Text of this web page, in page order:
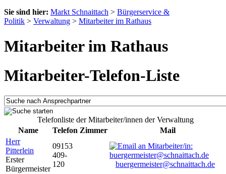
Sie sind hier: Markt Schnaittach > Bürgerservice &
Politik > Verwaltung > Mitarbeiter im Rathaus
Mitarbeiter im Rathaus
Mitarbeiter-Telefon-Liste
Telefonliste der Mitarbeiter/innen der Verwaltung
Name
Telefon Zimmer
Mail
Herr
Pitterlein
Erster
Bürgermeister
09153
409-
120
buergermeister@schnaittach.de